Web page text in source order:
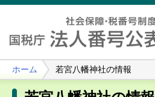
ホーム 若宮八幡神社の情報